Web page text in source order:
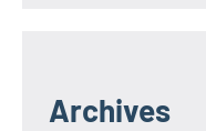
Archives